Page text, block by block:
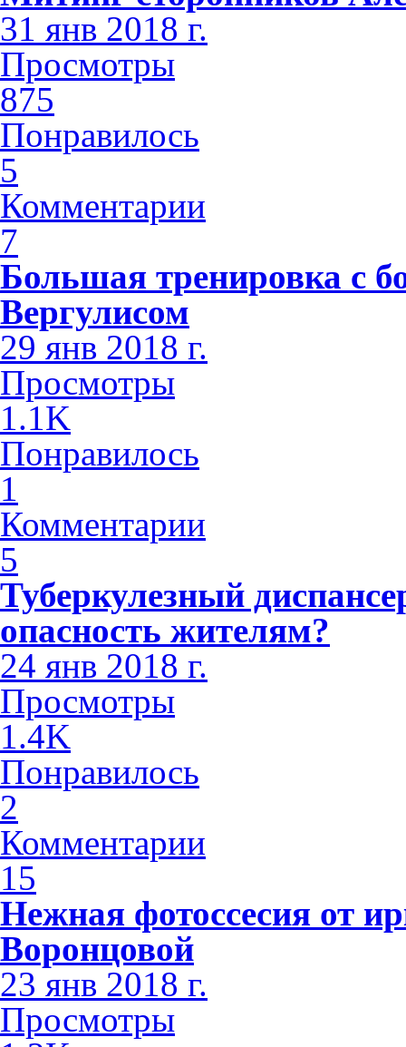
31 янв 2018 г.
Просмотры
875
Понравилось
5
Комментарии
7
Большая тренировка с
Вергулисом
29 янв 2018 г.
Просмотры
1.1K
Понравилось
1
Комментарии
5
Туберкулезный
опасность жителям?
24 янв 2018 г.
Просмотры
1.4K
Понравилось
2
Комментарии
15
Нежная фотоссесия от
Воронцовой
23 янв 2018 г.
Просмотры